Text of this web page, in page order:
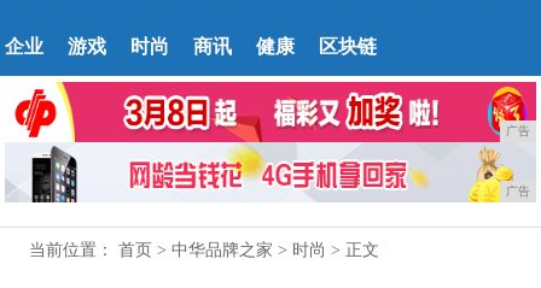
企业 游戏 时尚 商讯 健康 区块链
广告
广告
当前位置：首页 >中华品牌之家 > 时尚 > 正文